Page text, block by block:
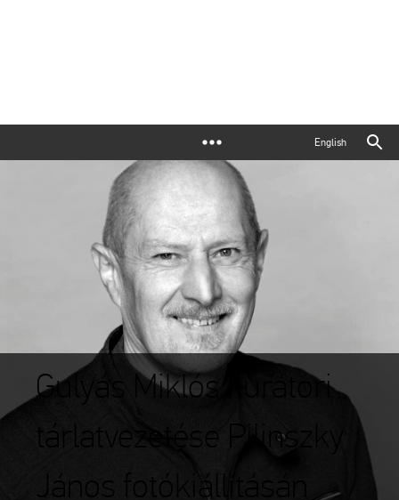
English
Gulyás Miklós kurátori
tárlatvezetése Pilinszky
János fotókiállításán